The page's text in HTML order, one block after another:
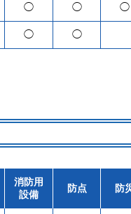
◯ ◯ ◯
◯ ◯
消防用
設備
防点 防